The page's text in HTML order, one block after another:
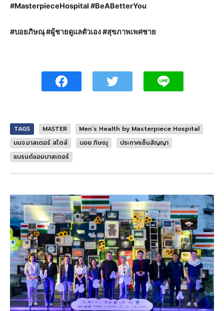
#MasterpieceHospital #BeABetterYou
#บอยภิษณุ #ผู้ชายดูแลตัวเอง #สุขภาพเพศชาย
TAGS MASTER
Men’s Health by Masterpiece Hospital
บมจ.มาสเตอร์ สไตล์
บอย ภิษณุ
ประกาศเซ็นสัญญา
แบรนด์แอมบาสเดอร์